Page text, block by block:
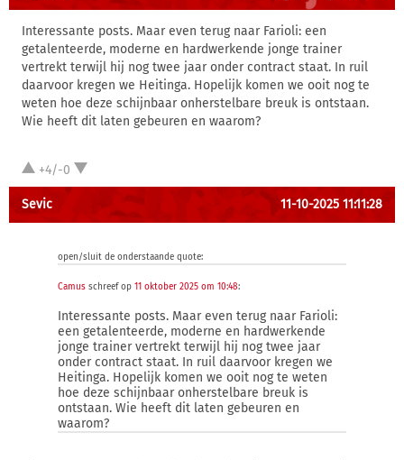
Interessante posts. Maar even terug naar Farioli: een
getalenteerde, moderne en hardwerkende jonge trainer
vertrekt terwijl hij nog twee jaar onder contract staat. In ruil
daarvoor kregen we Heitinga. Hopelijk komen we ooit nog te
weten hoe deze schijnbaar onherstelbare breuk is ontstaan.
Wie heeft dit laten gebeuren en waarom?
+4/-0
Sevic 11-10-2025 11:11:28
open/sluit de onderstaande quote:
Camus schreef op 11 oktober 2025 om 10:48:
Interessante posts. Maar even terug naar Farioli:
een getalenteerde, moderne en hardwerkende
jonge trainer vertrekt terwijl hij nog twee jaar
onder contract staat. In ruil daarvoor kregen we
Heitinga. Hopelijk komen we ooit nog te weten
hoe deze schijnbaar onherstelbare breuk is
ontstaan. Wie heeft dit laten gebeuren en
waarom?